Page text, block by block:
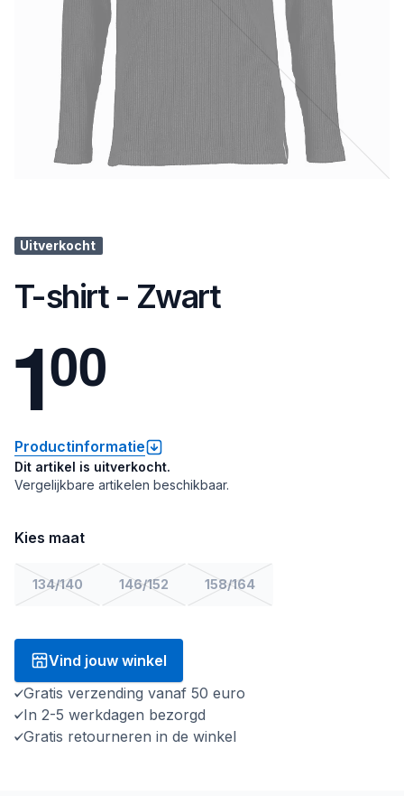
Uitverkocht
T-shirt - Zwart
100
Productinformatie
Dit artikel is uitverkocht.
Vergelijkbare artikelen beschikbaar.
Kies maat
134/140 146/152 158/164
Vind jouw winkel
Gratis verzending vanaf 50 euro
In 2-5 werkdagen bezorgd
Gratis retourneren in de winkel